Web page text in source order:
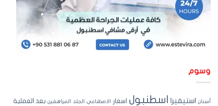
استيفيرا اسطنبول اسعار الاصطناعي الجلد المراهقين بعد العملية